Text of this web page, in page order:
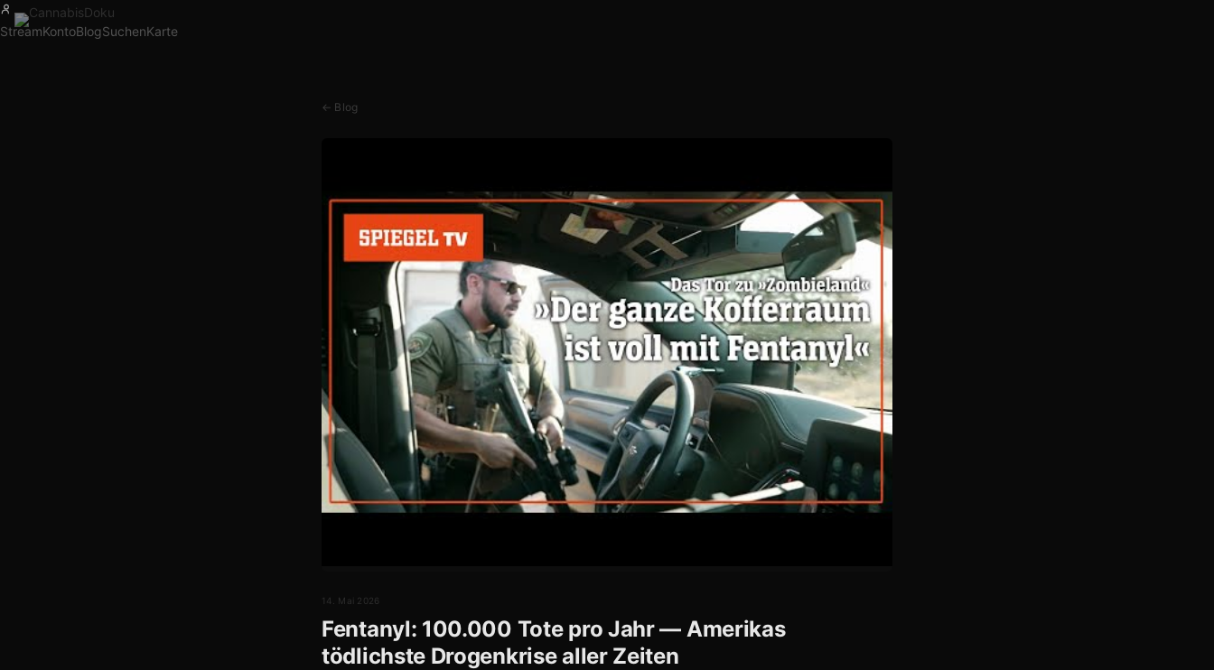
StreamKontoBlogSuchenKarte
← Blog
14. Mai 2026
Fentanyl: 100.000 Tote pro Jahr — Amerikas
tödlichste Drogenkrise aller Zeiten